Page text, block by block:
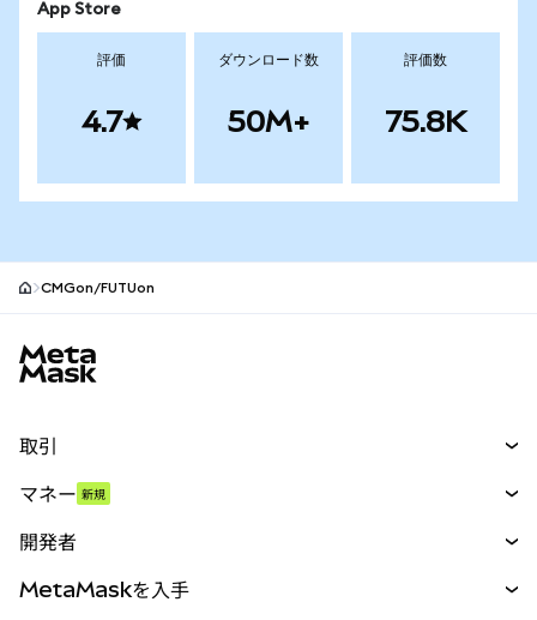
App Store
評価
4.7
ダウンロード数
50M+
評価数
75.8K
CMGon/FUTUon
取引
パーペチュアル
RWA
マネー 新規
開発者
MetaMaskを入手